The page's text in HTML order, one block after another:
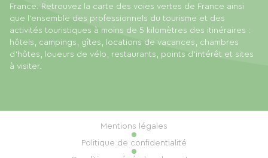
France. Retrouvez la carte des voies vertes de France ainsi
que l'ensemble des professionnels du tourisme et des
activités touristiques à moins de 5 kilomètres des itinéraires :
hôtels, campings, gîtes, locations de vacances, chambres
d'hôtes, loueurs de vélo, restaurants, points d'intérêt et sites
à visiter.
Mentions légales
Politique de confidentialité